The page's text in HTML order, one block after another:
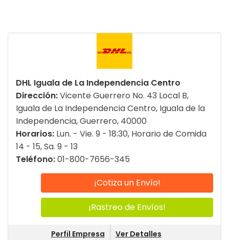
DHL Iguala de La Independencia Centro
Dirección:Vicente Guerrero No. 43 Local B,
Iguala de La Independencia Centro, Iguala de la
Independencia, Guerrero, 40000
Horarios: Lun. - Vie. 9 - 18:30, Horario de Comida
14 - 15, Sa. 9 - 13
Teléfono:01-800-7656-345
¡Cotiza un Envío!
¡Rastreo de Envíos!
Perfil Empresa Ver Detalles